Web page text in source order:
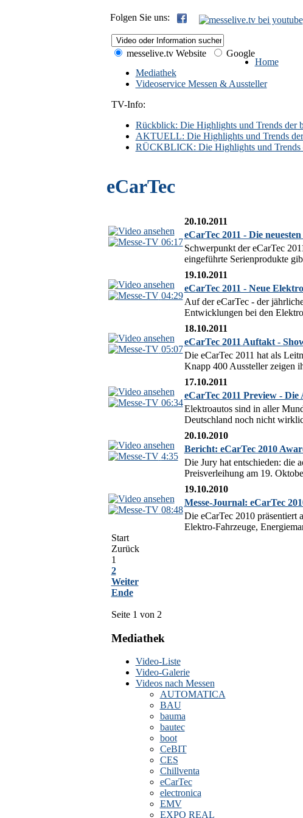
Folgen Sie uns:
messelive.tv Website
Google
Home
Mediathek
Videoservice Messen & Aussteller
TV-Info:
Rückblick: Die Highlights und Trends der
AKTUELL: Die Highlights und Trends
RÜCKBLICK: Die Highlights und Trends
eCarTec
06:17
20.10.2011
eCarTec 2011 - Die
Schwerpunkt der eCarTec
eingeführte Serienprodukte
04:29
19.10.2011
eCarTec 2011 - Neue
Auf der eCarTec - der
Entwicklungen bei den
05:07
18.10.2011
eCarTec 2011 Auftakt -
Die eCarTec 2011 hat als
Knapp 400 Aussteller zeigen
06:34
17.10.2011
eCarTec 2011 Preview -
Elektroautos sind in aller
Deutschland noch nicht
4:35
20.10.2010
Bericht: eCarTec 2010
Die Jury hat entschieden: die
Preisverleihung am 19.
08:48
19.10.2010
Messe-Journal: eCarTec
Die eCarTec 2010 präsentiert
Elektro-Fahrzeuge,
Start
Zurück
1
2
Weiter
Ende
Seite 1 von 2
Mediathek
Video-Liste
Video-Galerie
Videos nach Messen
AUTOMATICA
BAU
bauma
bautec
boot
CeBIT
CES
Chillventa
eCarTec
electronica
EMV
EXPO REAL